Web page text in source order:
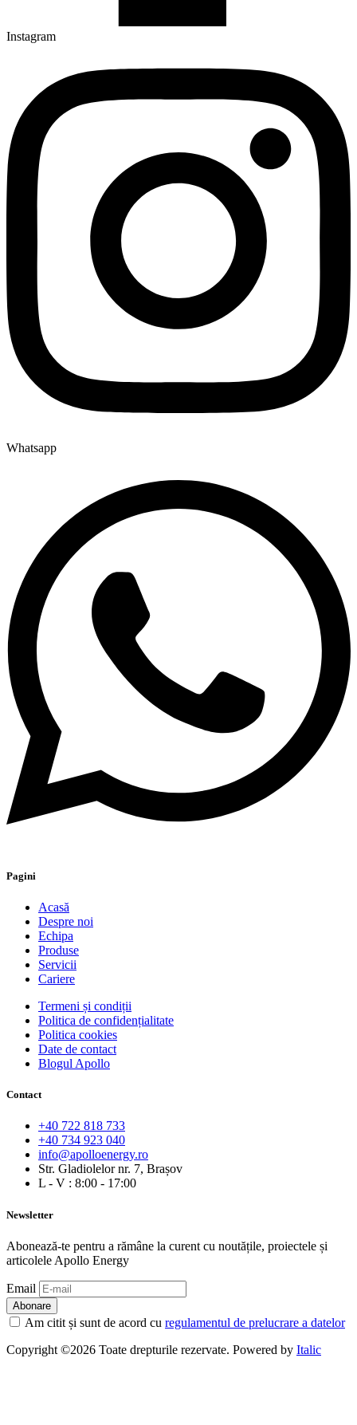
Instagram
Whatsapp
Pagini
Acasă
Despre noi
Echipa
Produse
Servicii
Cariere
Termeni și condiții
Politica de confidențialitate
Politica cookies
Date de contact
Blogul Apollo
Contact
+40 722 818 733
+40 734 923 040
info@apolloenergy.ro
Str. Gladiolelor nr. 7, Brașov
L - V : 8:00 - 17:00
Newsletter
Abonează-te pentru a rămâne la curent cu noutățile, proiectele și
articolele Apollo Energy
Email
Am citit și sunt de acord cu regulamentul de prelucrare a datelor
Copyright ©2026 Toate drepturile rezervate. Powered by Italic